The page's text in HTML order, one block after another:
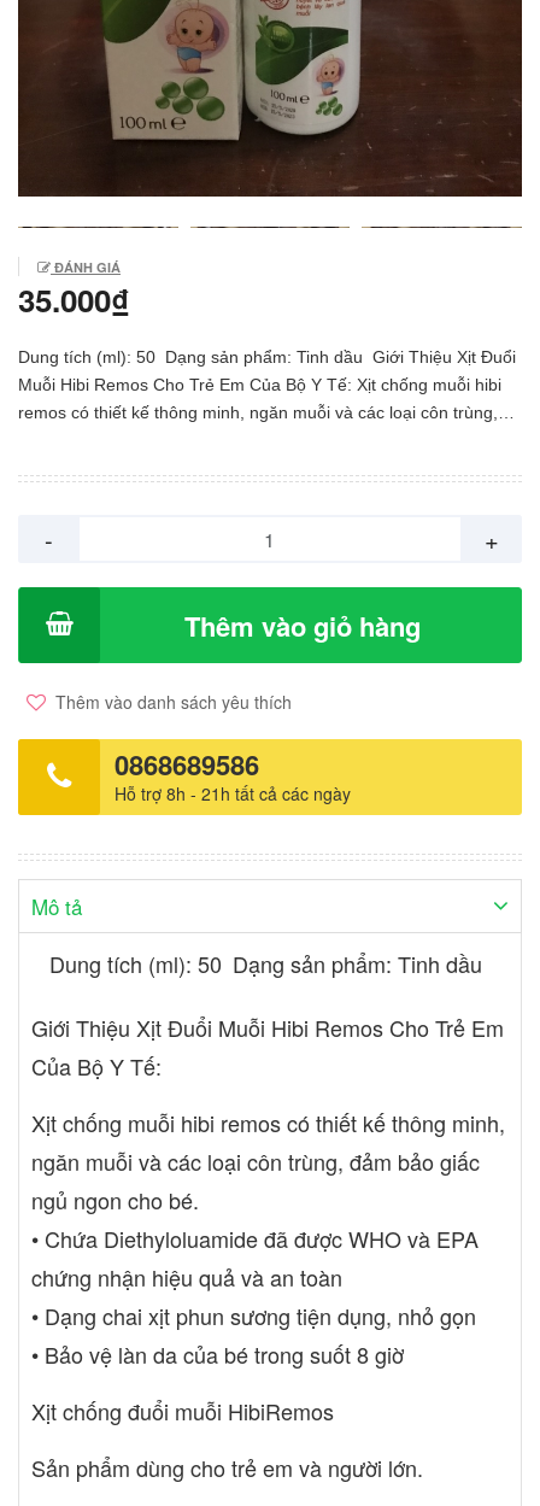
ĐÁNH GIÁ
35.000₫
Dung tích (ml): 50 Dạng sản phẩm: Tinh dầu Giới Thiệu Xịt Đuổi
Muỗi Hibi Remos Cho Trẻ Em Của Bộ Y Tế: Xịt chống muỗi hibi
remos có thiết kế thông minh, ngăn muỗi và các loại côn trùng,
và người lớn. Không gây hại cho trẻ em. Không mùi An toàn cho
15cm, xịt một lượng thích hợp rồi xoa đều • Thích hợp cho người
lớn và trẻ em trên 4 tuổi • Bảo quản sản phẩm nơi khô mát, tránh
ánh nắng trực tiếp
- +
Thêm vào giỏ hàng
Thêm vào danh sách yêu thích
0868689586
Hỗ trợ 8h - 21h tất cả các ngày
Mô tả
Dung tích (ml): 50 Dạng sản phẩm: Tinh dầu
Giới Thiệu Xịt Đuổi Muỗi Hibi Remos Cho Trẻ Em
Của Bộ Y Tế:
Xịt chống muỗi hibi remos có thiết kế thông minh,
ngăn muỗi và các loại côn trùng, đảm bảo giấc
ngủ ngon cho bé.
• Chứa Diethyloluamide đã được WHO và EPA
chứng nhận hiệu quả và an toàn
• Dạng chai xịt phun sương tiện dụng, nhỏ gọn
• Bảo vệ làn da của bé trong suốt 8 giờ
Xịt chống đuổi muỗi HibiRemos
Sản phẩm dùng cho trẻ em và người lớn.